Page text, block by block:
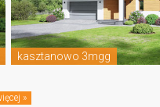
kasztanowo 3mgg